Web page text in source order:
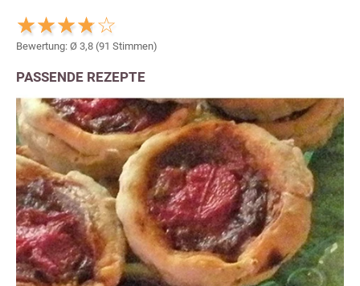
Bewertung: Ø 3,8 (91 Stimmen)
PASSENDE REZEPTE